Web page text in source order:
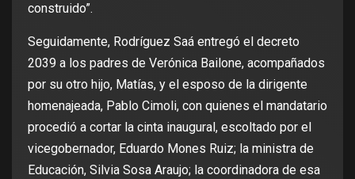
construido”.
Seguidamente, Rodríguez Saá entregó el decreto
2039 a los padres de Verónica Bailone, acompañados
por su otro hijo, Matías, y el esposo de la dirigente
homenajeada, Pablo Cimoli, con quienes el mandatario
procedió a cortar la cinta inaugural, escoltado por el
vicegobernador, Eduardo Mones Ruiz; la ministra de
Educación, Silvia Sosa Araujo; la coordinadora de esa